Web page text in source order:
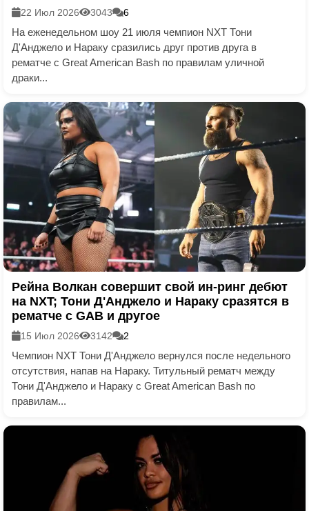
22 Июл 2026 3043 6
На еженедельном шоу 21 июля чемпион NXT Тони
Д'Анджело и Нараку сразились друг против друга в
рематче с Great American Bash по правилам уличной
драки...
Рейна Волкан совершит свой ин-ринг дебют
на NXT; Тони Д'Анджело и Нараку сразятся в
рематче с GAB и другое
15 Июл 2026 3142 2
Чемпион NXT Тони Д'Анджело вернулся после недельного
отсутствия, напав на Нараку. Титульный рематч между
Тони Д'Анджело и Нараку с Great American Bash по
правилам...